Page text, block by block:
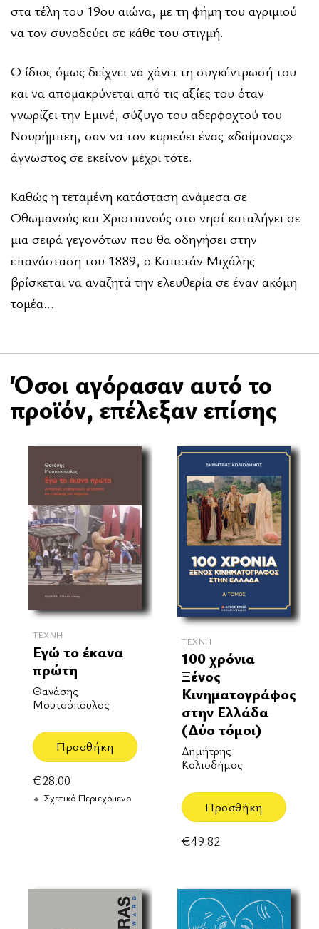
στα τέλη του 19ου αιώνα, με τη φήμη του αγριμιού
να τον συνοδεύει σε κάθε του στιγμή.
Ο ίδιος όμως δείχνει να χάνει τη συγκέντρωσή του
και να απομακρύνεται από τις αξίες του όταν
γνωρίζει την Εμινέ, σύζυγο του αδερφοχτού του
Νουρήμπεη, σαν να τον κυριεύει ένας «δαίμονας»
άγνωστος σε εκείνον μέχρι τότε.
Καθώς η τεταμένη κατάσταση ανάμεσα σε
Οθωμανούς και Χριστιανούς στο νησί καταλήγει σε
μια σειρά γεγονότων που θα οδηγήσει στην
επανάσταση του 1889, ο Καπετάν Μιχάλης
βρίσκεται να αναζητά την ελευθερία σε έναν ακόμη
τομέα…
Όσοι αγόρασαν αυτό το
προϊόν, επέλεξαν επίσης
ΤΈΧΝΗ
Εγώ το έκανα
πρώτη
Θανάσης
Μουτσόπουλος
Προσθήκη
€28.00
Σχετικό Περιεχόμενο
ΤΈΧΝΗ
100 χρόνια
Ξένος
Κινηματογράφος
στην Ελλάδα
(Δύο τόμοι)
Δημήτρης
Κολιοδήμος
Προσθήκη
€49.82